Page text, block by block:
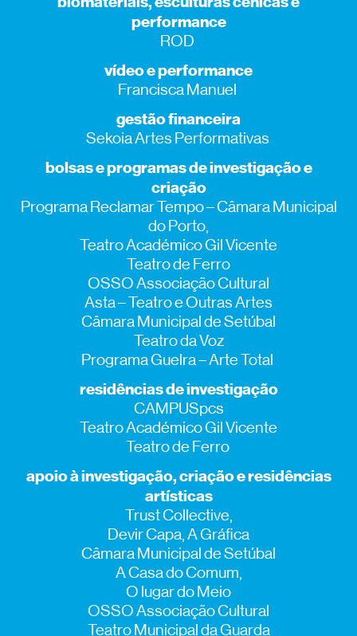
performance
ROD
vídeo e performance
Francisca Manuel
gestão financeira
Sekoia Artes Performativas
bolsas e programas de investigação e
criação
Programa Reclamar Tempo – Câmara Municipal
do Porto,
Teatro Académico Gil Vicente
Teatro de Ferro
OSSO Associação Cultural
Asta – Teatro e Outras Artes
Câmara Municipal de Setúbal
Teatro da Voz
Programa Guelra – Arte Total
residências de investigação
CAMPUSpcs
Teatro Académico Gil Vicente
Teatro de Ferro
apoio à investigação, criação e residências
artísticas
Trust Collective,
Devir Capa, A Gráfica
Câmara Municipal de Setúbal
A Casa do Comum,
O lugar do Meio
OSSO Associação Cultural
Teatro Municipal da Guarda